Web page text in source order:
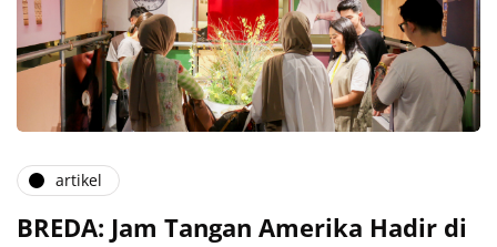
artikel
BREDA: Jam Tangan Amerika Hadir di